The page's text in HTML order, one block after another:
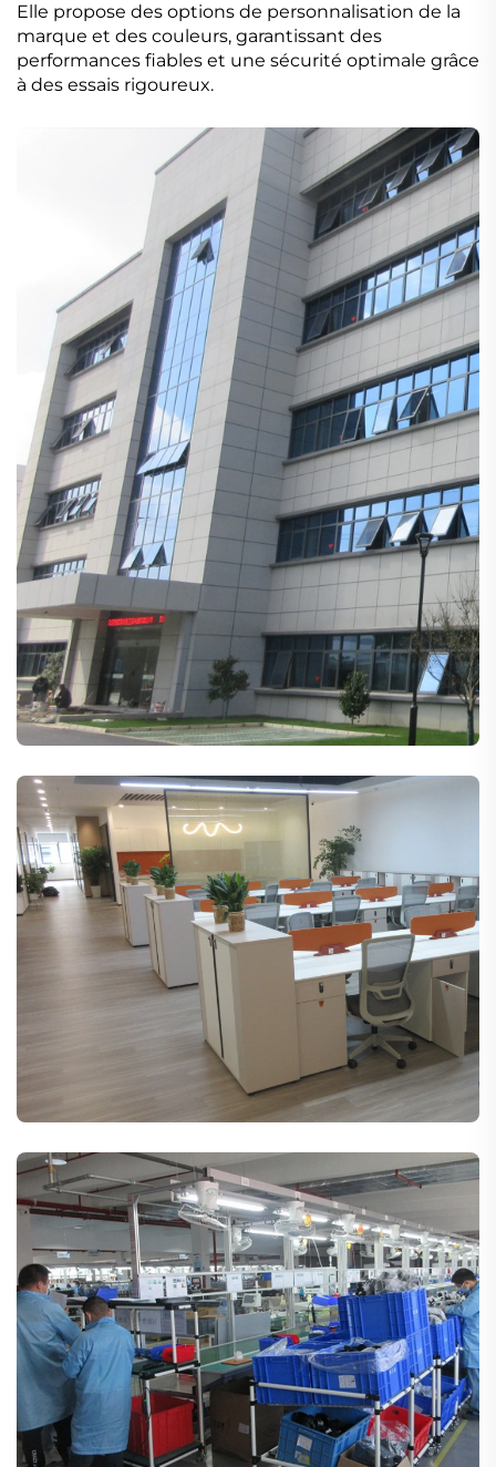
Elle propose des options de personnalisation de la
marque et des couleurs, garantissant des
performances fiables et une sécurité optimale grâce
à des essais rigoureux.